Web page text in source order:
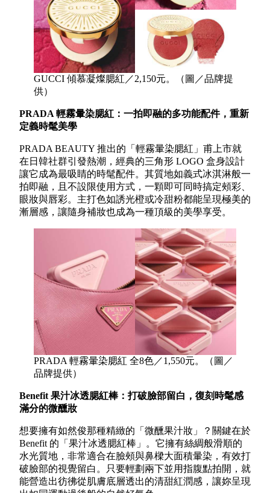
GUCCI 傾慕凝燦腮紅／2,150元。（圖／品牌提
供）
PRADA 輕霧暈染腮紅：一拍即融的多功能配件，重新
定義時髦美學
PRADA BEAUTY 推出的「輕霧暈染腮紅」甫上市就
在日韓社群引發熱潮，經典的三角形 LOGO 盒身設計
讓它成為最吸睛的時髦配件。其質地如義式冰淇淋般一
拍即融，且不設限使用方式，一顆即可同時搞定頰彩、
眼妝與唇彩。主打色如誘光橙或冷甜粉都能呈現極美的
漸層感，讓隨身補妝也成為一種頂級的美學享受。
PRADA 輕霧暈染腮紅 全8色／1,550元。（圖／
品牌提供）
Benefit 果汁冰透腮紅棒：打破臉部留白，復刻時髦感
滿分的微醺妝
想要擁有如然俊那種精緻的「微醺果汁妝」？關鍵在於
Benefit 的「果汁冰透腮紅棒」。它擁有絲綢般滑順的
水光質地，非常適合在臉頰與鼻樑大面積暈染，有效打
破臉部的視覺留白。只要輕劃兩下並用指腹點拍開，就
能營造出彷彿從肌膚底層透出的清甜紅潤感，讓妳呈現